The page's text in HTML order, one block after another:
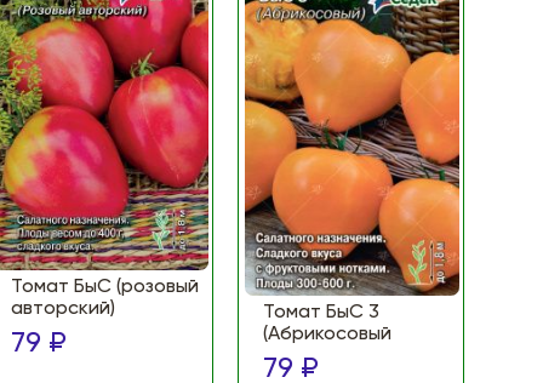
Томат БыС (розовый
авторский)
79 ₽
Томат БыС 3
(Абрикосовый
79 ₽